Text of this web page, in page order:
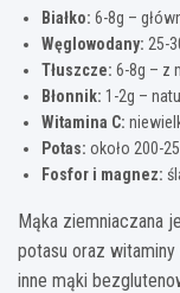
Białko: 6-8g –
Węglowodany: 25-
Tłuszcze: 6-8g – z
Błonnik: 1-2g –
Witamina C:
Potas: około 200-
Fosfor i magnez:
Mąka ziemniaczana
potasu oraz
inne mąki